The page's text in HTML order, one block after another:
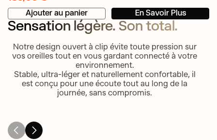
Ajouter au panier En Savoir Plus
Sensation légère. Son total.
Notre design ouvert à clip évite toute pression sur
vos oreilles tout en vous gardant connecté à votre
environnement.
Stable, ultra-léger et naturellement confortable, il
est conçu pour une écoute tout au long de la
journée, sans compromis.
Léger comme l’air. Un confort
qui se fait oublier.
Un son pur. Une
conscience de
environnement.